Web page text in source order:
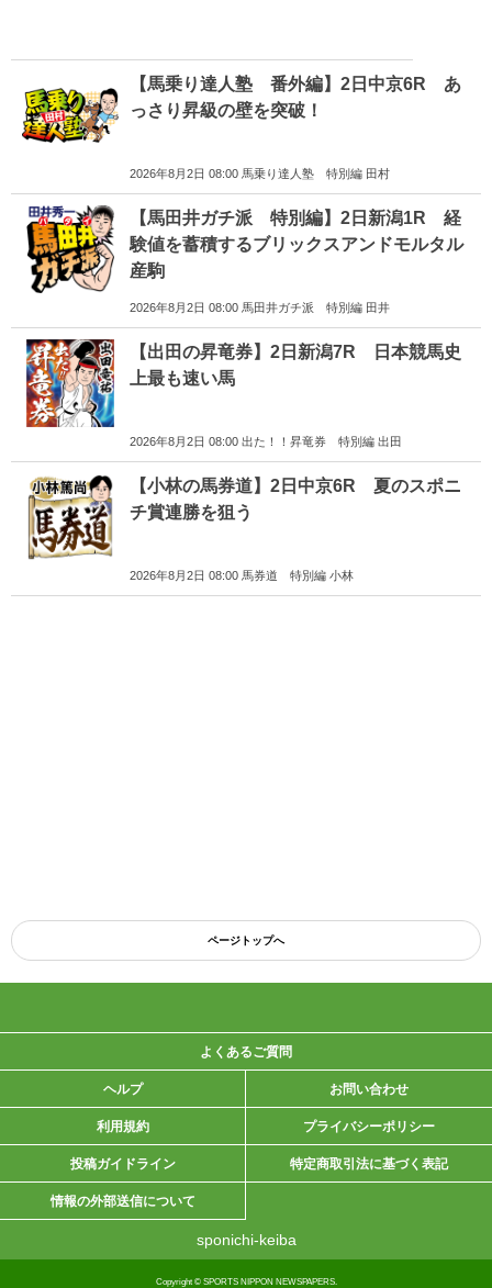
【馬乗り達人塾 番外編】2日中京6R あ
っさり昇級の壁を突破！
2026年8月2日 08:00 馬乗り達人塾 特別編 田村
【馬田井ガチ派 特別編】2日新潟1R 経
験値を蓄積するブリックスアンドモルタル
産駒
2026年8月2日 08:00 馬田井ガチ派 特別編 田井
【出田の昇竜券】2日新潟7R 日本競馬史
上最も速い馬
2026年8月2日 08:00 出た！！昇竜券 特別編 出田
【小林の馬券道】2日中京6R 夏のスポニ
チ賞連勝を狙う
2026年8月2日 08:00 馬券道 特別編 小林
ページトップへ
よくあるご質問
ヘルプ お問い合わせ
利用規約 プライバシーポリシー
投稿ガイドライン 特定商取引法に基づく表記
情報の外部送信について
sponichi-keiba
Copyright © SPORTS NIPPON NEWSPAPERS.